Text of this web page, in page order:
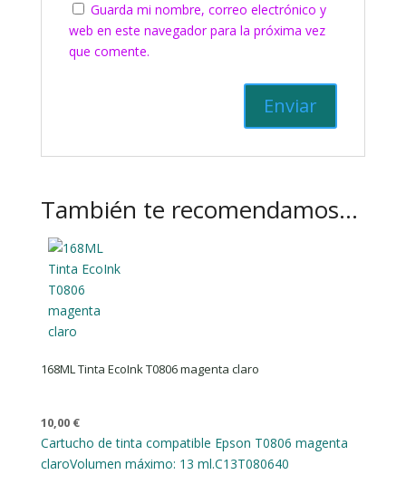
Guarda mi nombre, correo electrónico y
web en este navegador para la próxima vez
que comente.
También te recomendamos…
168ML Tinta EcoInk T0806 magenta claro
10,00 €
Cartucho de tinta compatible Epson T0806 magenta
claroVolumen máximo: 13 ml.C13T080640